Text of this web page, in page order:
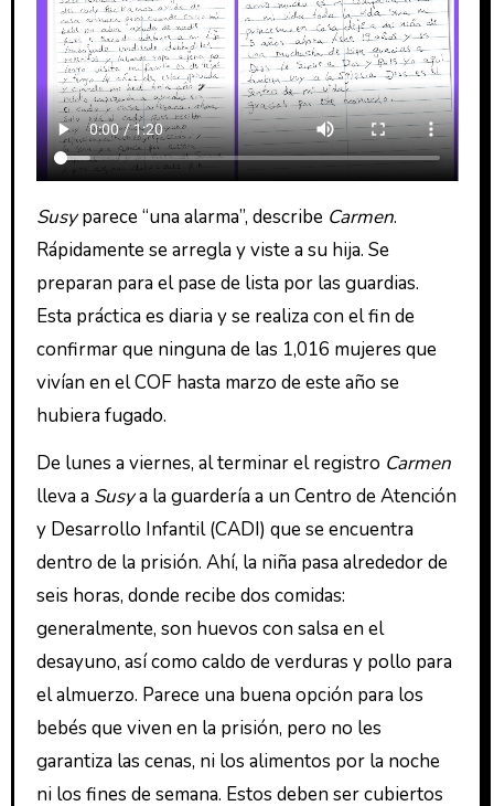
Susyparece “una alarma”, describe Carmen.
Rápidamente se arregla y viste a su hija. Se
preparan para el pase de lista por las guardias.
Esta práctica es diaria y se realiza con el fin de
confirmar que ninguna de las 1,016 mujeres que
vivían en el COF hasta marzo de este año se
hubiera fugado.
De lunes a viernes, al terminar el registro Carmen
lleva a Susya la guardería a un Centro de Atención
y Desarrollo Infantil (CADI) que se encuentra
dentro de la prisión. Ahí, la niña pasa alrededor de
seis horas, donde recibe dos comidas:
generalmente, son huevos con salsa en el
desayuno, así como caldo de verduras y pollo para
el almuerzo. Parece una buena opción para los
bebés que viven en la prisión, pero no les
garantiza las cenas, ni los alimentos por la noche
ni los fines de semana. Estos deben ser cubiertos